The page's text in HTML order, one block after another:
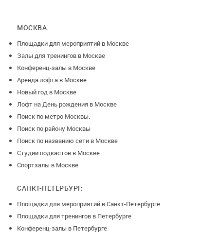
МОСКВА:
Площадки для мероприятий в Москве
Залы для тренингов в Москве
Конференц-залы в Москве
Аренда лофта в Москве
Новый год в Москве
Лофт на День рождения в Москве
Поиск по метро Москвы.
Поиск по району Москвы
Поиск по названию сети в Москве
Студии подкастов в Москве
Спортзалы в Москве
САНКТ-ПЕТЕРБУРГ:
Площадки для мероприятий в Санкт-Петербурге
Площадки для тренингов в Петербурге
Конференц-залы в Петербурге